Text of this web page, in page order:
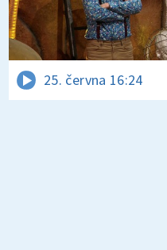
25. června 16:24